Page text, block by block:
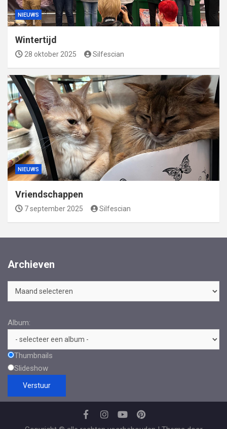
NIEUWS
Wintertijd
28 oktober 2025 Silfescian
NIEUWS
Vriendschappen
7 september 2025 Silfescian
Archieven
Archieven
Album:
Thumbnails
Slideshow